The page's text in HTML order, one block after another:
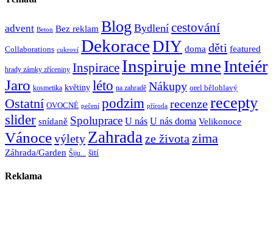
advent Beton Bez reklam Blog Bydlení cestování
Collaborations cukroví DekoraceDIY doma děti featured
hrady zámky zříceniny Inspirace Inspiruje mneInteiér
Jaro kosmetika květiny léto na zahradě Nákupy orel bělohlavý
Ostatní OVOCNÉ pečení podzim příroda recenzerecepty
slider snídaně Spoluprace U nás U nás doma Velikonoce
Vánocevýlety Zahradaze života zima
Záhrada/Garden Šiju... šití
Reklama